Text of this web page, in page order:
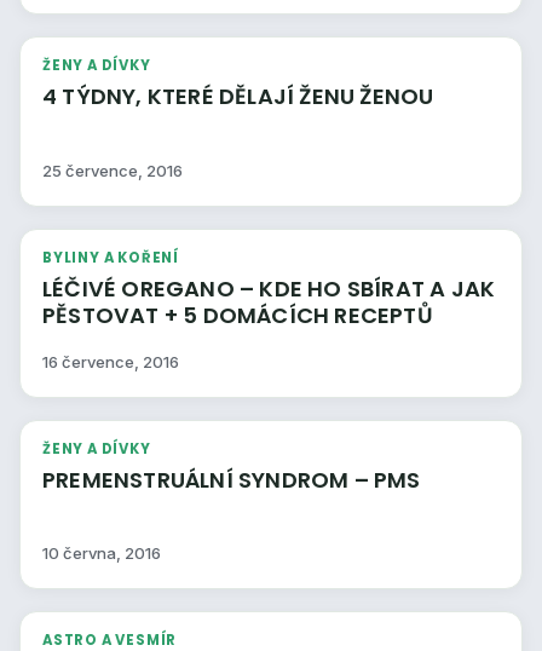
ŽENY A DÍVKY
4 TÝDNY, KTERÉ DĚLAJÍ ŽENU ŽENOU
25 července, 2016
BYLINY A KOŘENÍ
LÉČIVÉ OREGANO – KDE HO SBÍRAT A JAK
PĚSTOVAT + 5 DOMÁCÍCH RECEPTŮ
16 července, 2016
ŽENY A DÍVKY
PREMENSTRUÁLNÍ SYNDROM – PMS
10 června, 2016
ASTRO A VESMÍR